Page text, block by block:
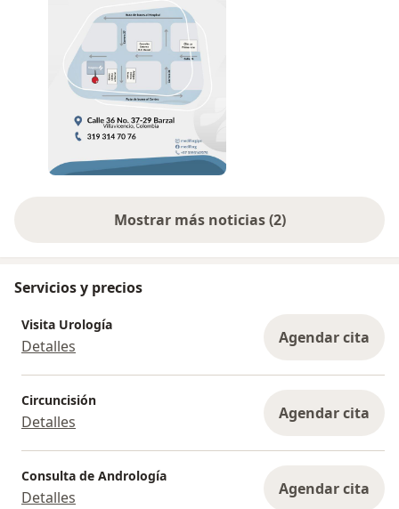
Mostrar más noticias (2)
Servicios y precios
Visita Urología
Detalles Agendar cita
Circuncisión
Detalles Agendar cita
Consulta de Andrología
Detalles Agendar cita